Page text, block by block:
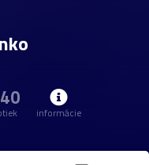
informácie